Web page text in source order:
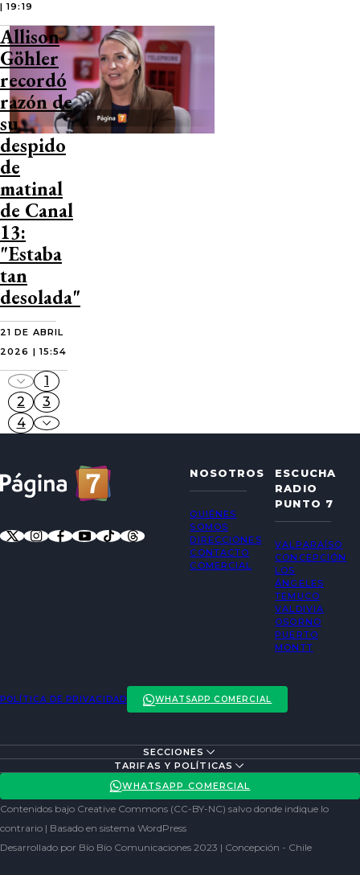
| 19:19
Allison
Göhler
recordó
razón de
su
despido
de
matinal
de Canal
13:
"Estaba
tan
desolada"
21 DE ABRIL
2026 | 15:54
1
2
3
4
NOSOTROS
QUIÉNES
SOMOS
DIRECCIONES
CONTACTO
COMERCIAL
ESCUCHA
RADIO
PUNTO 7
VALPARAÍSO
CONCEPCIÓN
LOS
ÁNGELES
TEMUCO
VALDIVIA
OSORNO
PUERTO
MONTT
POLÍTICA DE PRIVACIDAD WHATSAPP COMERCIAL
SECCIONES
ACTUALIDAD
REDES SOCIALES
TARIFAS Y POLÍTICAS
POLÍTICA DE PRIVACIDAD
WHATSAPP COMERCIAL
Contenidos bajo Creative Commons (CC-BY-NC) salvo donde indique lo
contrario | Basado en sistema WordPress
Desarrollado por Bío Bío Comunicaciones 2023 | Concepción - Chile